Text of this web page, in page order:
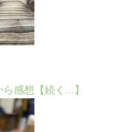
感想【続く…】